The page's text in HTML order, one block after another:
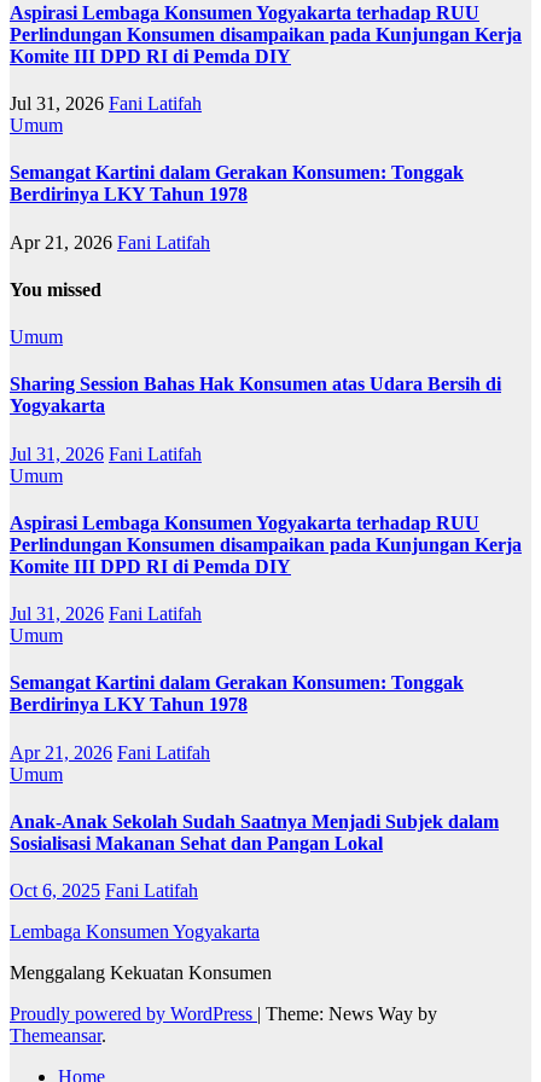
Aspirasi Lembaga Konsumen Yogyakarta terhadap RUU
Perlindungan Konsumen disampaikan pada Kunjungan Kerja
Komite III DPD RI di Pemda DIY
Jul 31, 2026 Fani Latifah
Umum
Semangat Kartini dalam Gerakan Konsumen: Tonggak
Berdirinya LKY Tahun 1978
Apr 21, 2026 Fani Latifah
You missed
Umum
Sharing Session Bahas Hak Konsumen atas Udara Bersih di
Yogyakarta
Jul 31, 2026 Fani Latifah
Umum
Aspirasi Lembaga Konsumen Yogyakarta terhadap RUU
Perlindungan Konsumen disampaikan pada Kunjungan Kerja
Komite III DPD RI di Pemda DIY
Jul 31, 2026 Fani Latifah
Umum
Semangat Kartini dalam Gerakan Konsumen: Tonggak
Berdirinya LKY Tahun 1978
Apr 21, 2026 Fani Latifah
Umum
Anak-Anak Sekolah Sudah Saatnya Menjadi Subjek dalam
Sosialisasi Makanan Sehat dan Pangan Lokal
Oct 6, 2025 Fani Latifah
Lembaga Konsumen Yogyakarta
Menggalang Kekuatan Konsumen
Proudly powered by WordPress | Theme: News Way by
Themeansar.
Home